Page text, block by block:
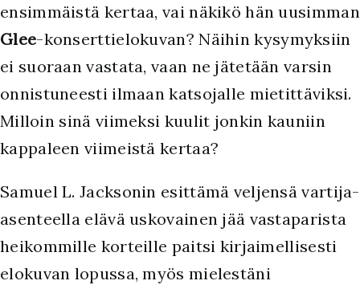
ensimmäistä kertaa, vai näkikö hän uusimman
Glee-konserttielokuvan? Näihin kysymyksiin
ei suoraan vastata, vaan ne jätetään varsin
onnistuneesti ilmaan katsojalle mietittäviksi.
Milloin sinä viimeksi kuulit jonkin kauniin
kappaleen viimeistä kertaa?
Samuel L. Jacksonin esittämä veljensä vartija-
asenteella elävä uskovainen jää vastaparista
heikommille korteille paitsi kirjaimellisesti
elokuvan lopussa, myös mielestäni